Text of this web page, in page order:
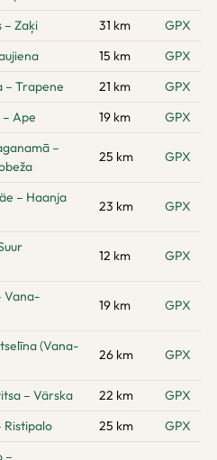
– Zaķi
31 km
GPX
15 km
GPX
– Trapene
21 km
GPX
– Ape
19 km
GPX
–
25 km GPX
– Haanja
23 km GPX
12 km GPX
Vana-
19 km GPX
(Vana-
26 km GPX
– Värska 22 km
GPX
Ristipalo
25 km
GPX
–